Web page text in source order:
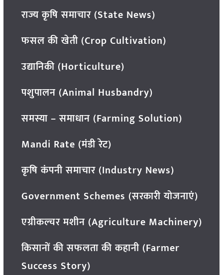
राज्य कृषि समाचार (State News)
फसल की खेती (Crop Cultivation)
उद्यानिकी (Horticulture)
पशुपालन (Animal Husbandry)
समस्या – समाधान (Farming Solution)
Mandi Rate (मंडी रेट)
कृषि कंपनी समाचार (Industry News)
Government Schemes (सरकारी योजनाएं)
एग्रीकल्चर मशीन (Agriculture Machinery)
किसानों की सफलता की कहानी (Farmer
Success Story)